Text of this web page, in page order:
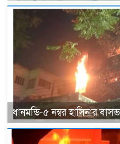
ধানমন্ডি-৫ নম্বর হাসিনার